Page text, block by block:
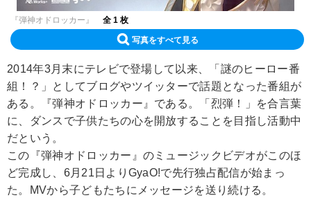
『弾神オドロッカー』 全 1 枚
写真をすべて見る
2014年3月末にテレビで登場して以来、「謎のヒーロー番
組！？」としてブログやツイッターで話題となった番組が
ある。『弾神オドロッカー』である。「烈弾！」を合言葉
に、ダンスで子供たちの心を開放することを目指し活動中
だという。
この『弾神オドロッカー』のミュージックビデオがこのほ
ど完成し、6月21日よりGyaO!で先行独占配信が始まっ
た。MVから子どもたちにメッセージを送り続ける。